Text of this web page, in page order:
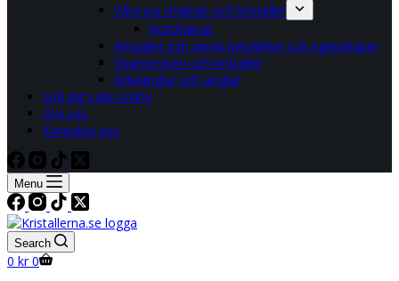
Våra sju chakran och kristaller
Rotchakrat
Kristaller och deras betydelse och egenskaper
Stjärntecken och kristaller
Ärkeänglar och änglar
Spå dig själv online
Om oss
Kontakta oss
Menu
Search
Shopping
0 kr 0